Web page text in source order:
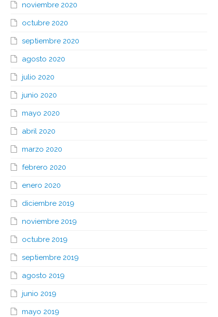
noviembre 2020
octubre 2020
septiembre 2020
agosto 2020
julio 2020
junio 2020
mayo 2020
abril 2020
marzo 2020
febrero 2020
enero 2020
diciembre 2019
noviembre 2019
octubre 2019
septiembre 2019
agosto 2019
junio 2019
mayo 2019